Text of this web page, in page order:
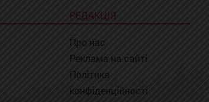
РЕДАКЦІЯ
Про нас
Реклама на сайті
Політика
конфіденційності